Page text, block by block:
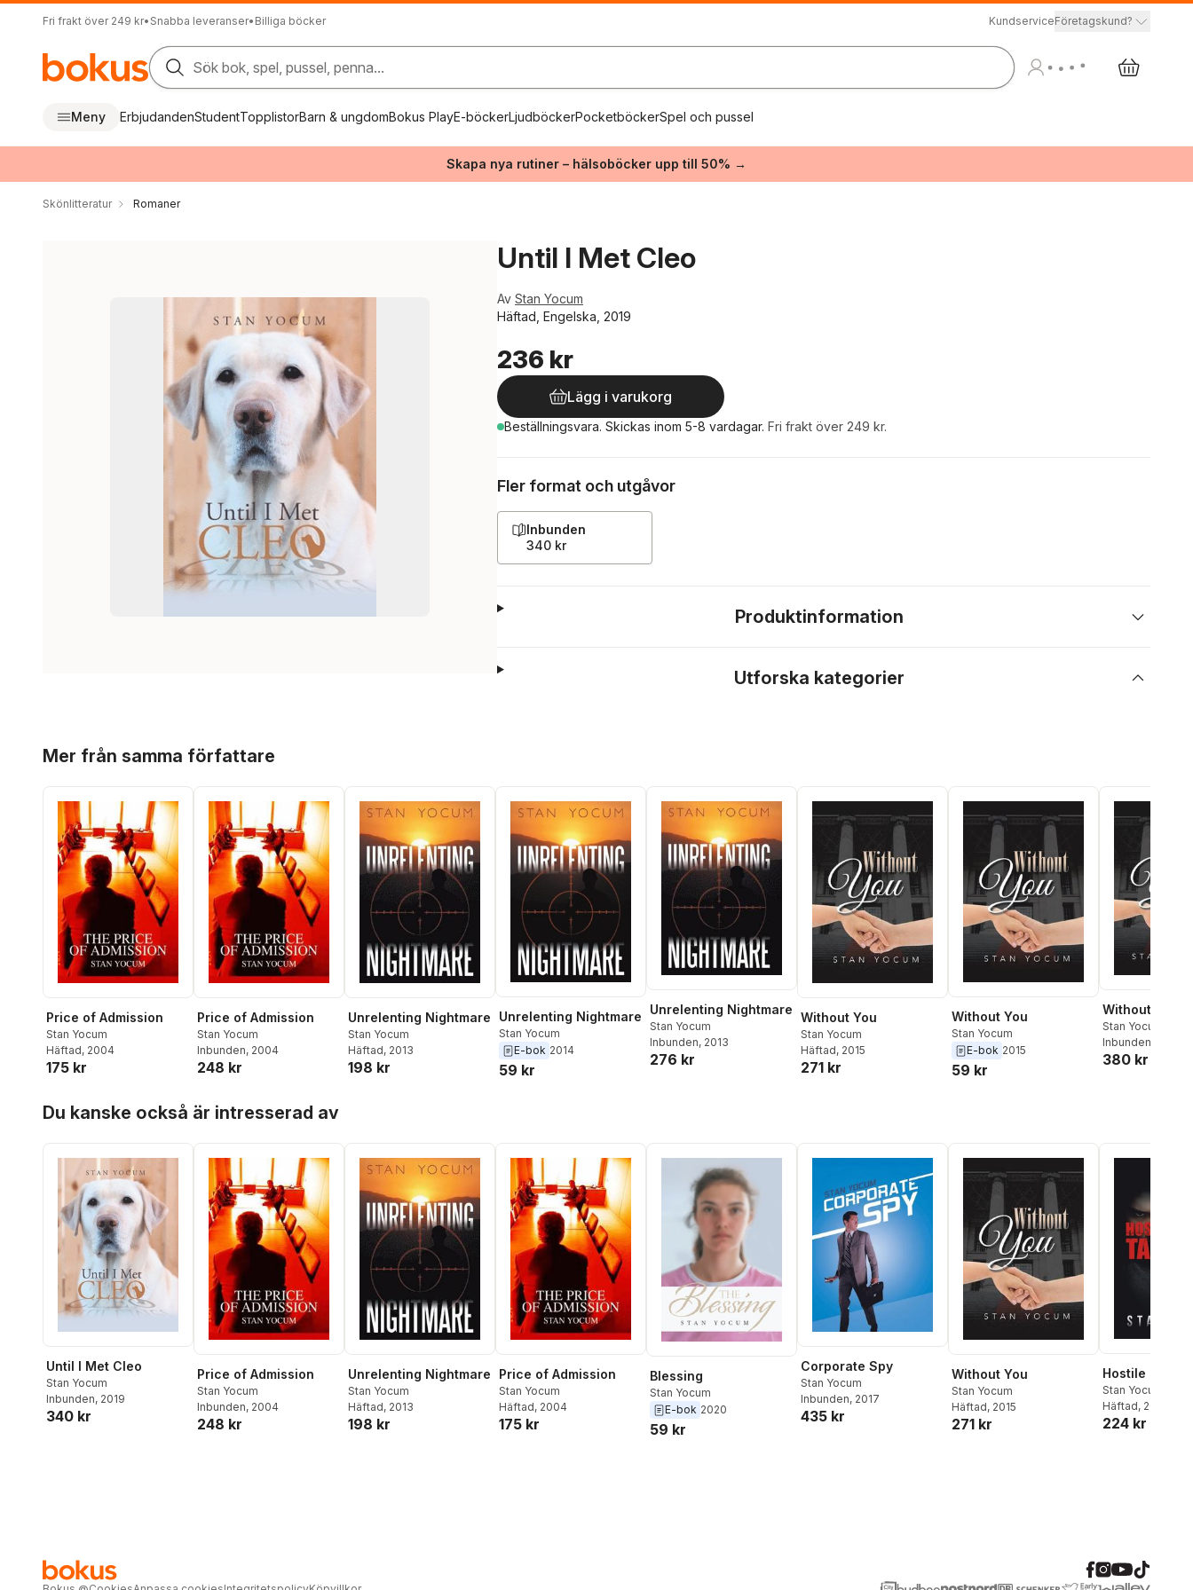
Fri frakt över 249 kr• Snabba leveranser• Billiga böcker KundserviceFöretagskund?
Sök bok, spel, pussel, penna...
Meny ErbjudandenStudentTopplistorBarn & ungdomBokus PlayE-böckerLjudböckerPocketböckerSpel och pussel
Skapa nya rutiner – hälsoböcker upp till 50% →
Skönlitteratur Romaner
Until I Met Cleo
Av Stan Yocum
Häftad, Engelska, 2019
236 kr
Lägg i varukorg
Beställningsvara. Skickas inom 5-8 vardagar. Fri frakt över 249 kr.
Fler format och utgåvor
Inbunden
340 kr
Produktinformation
Utforska kategorier
Mer från samma författare
Price of Admission
Stan Yocum
Häftad, 2004
175 kr
Price of Admission
Stan Yocum
Inbunden, 2004
248 kr
Unrelenting Nightmare
Stan Yocum
Häftad, 2013
198 kr
Unrelenting Nightmare
Stan Yocum
E-bok 2014
59 kr
Unrelenting Nightmare
Stan Yocum
Inbunden, 2013
276 kr
Without You
Stan Yocum
Häftad, 2015
271 kr
Without You
Stan Yocum
E-bok 2015
59 kr
Without You
Stan Yocum
Inbunden
380 kr
Du kanske också är intresserad av
Until I Met Cleo
Stan Yocum
Inbunden, 2019
340 kr
Price of Admission
Stan Yocum
Inbunden, 2004
248 kr
Unrelenting Nightmare
Stan Yocum
Häftad, 2013
198 kr
Price of Admission
Stan Yocum
Häftad, 2004
175 kr
Blessing
Stan Yocum
E-bok 2020
59 kr
Corporate Spy
Stan Yocum
Inbunden, 2017
435 kr
Without You
Stan Yocum
Häftad, 2015
271 kr
Hostile
Stan Yocum
Häftad, 2016
224 kr